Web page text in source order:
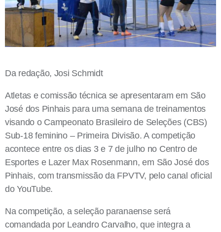
Da redação, Josi Schmidt
Atletas e comissão técnica se apresentaram em São
José dos Pinhais para uma semana de treinamentos
visando o Campeonato Brasileiro de Seleções (CBS)
Sub-18 feminino – Primeira Divisão. A competição
acontece entre os dias 3 e 7 de julho no Centro de
Esportes e Lazer Max Rosenmann, em São José dos
Pinhais, com transmissão da FPVTV, pelo canal oficial
do YouTube.
Na competição, a seleção paranaense será
comandada por Leandro Carvalho, que integra a